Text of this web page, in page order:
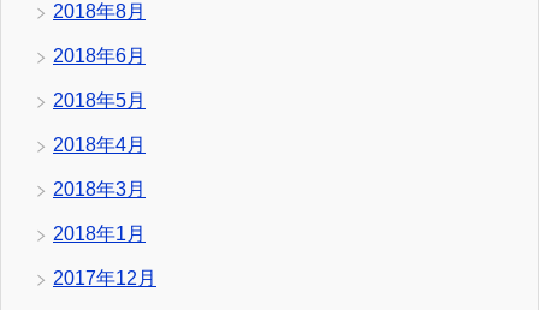
2018年8月
2018年6月
2018年5月
2018年4月
2018年3月
2018年1月
2017年12月